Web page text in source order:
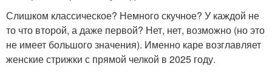
Слишком классическое? Немного скучное? У каждой не
то что второй, а даже первой? Нет, нет, возможно (но это
не имеет большого значения). Именно каре возглавляет
женские стрижки с прямой челкой в 2025 году.